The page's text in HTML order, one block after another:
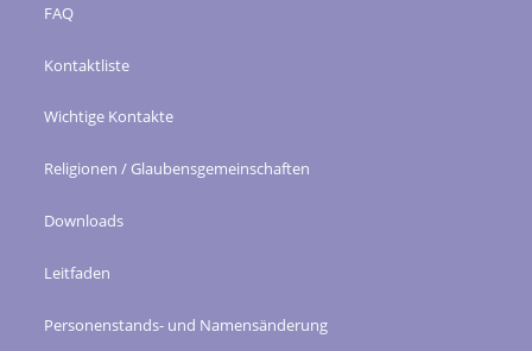
FAQ
Kontaktliste
Wichtige Kontakte
Religionen / Glaubensgemeinschaften
Downloads
Leitfaden
Personenstands- und Namensänderung